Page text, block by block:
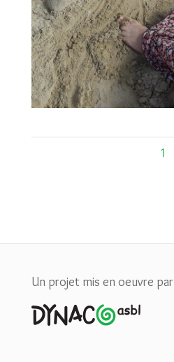
1
Un projet mis en oeuvre par